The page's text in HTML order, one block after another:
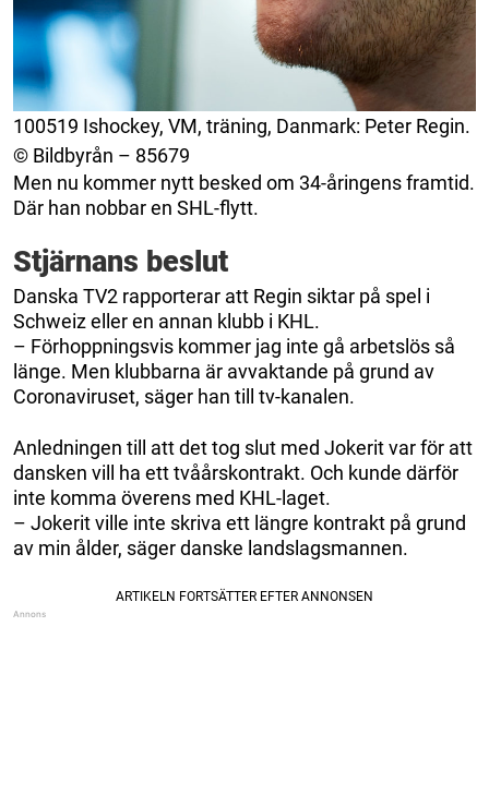
100519 Ishockey, VM, träning, Danmark: Peter Regin.
© Bildbyrån – 85679
Men nu kommer nytt besked om 34-åringens framtid.
Där han nobbar en SHL-flytt.
Stjärnans beslut
Danska TV2 rapporterar att Regin siktar på spel i
Schweiz eller en annan klubb i KHL.
– Förhoppningsvis kommer jag inte gå arbetslös så
länge. Men klubbarna är avvaktande på grund av
Coronaviruset, säger han till tv-kanalen.
Anledningen till att det tog slut med Jokerit var för att
dansken vill ha ett tvåårskontrakt. Och kunde därför
inte komma överens med KHL-laget.
– Jokerit ville inte skriva ett längre kontrakt på grund
av min ålder, säger danske landslagsmannen.